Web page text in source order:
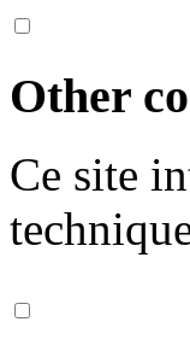
Other
Ce site